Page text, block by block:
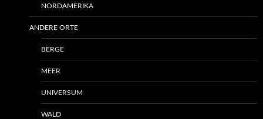
NORDAMERIKA
ANDERE ORTE
BERGE
MEER
UNIVERSUM
WALD